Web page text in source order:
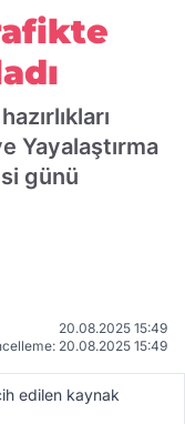
Yayalaştırma
günü
20.08.2025 15:49
20.08.2025 15:49
edilen kaynak